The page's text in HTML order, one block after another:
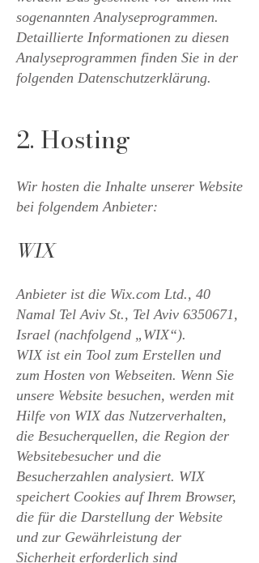
sogenannten Analyseprogrammen.
Detaillierte Informationen zu diesen
Analyseprogrammen finden Sie in der
folgenden Datenschutzerklärung.
2. Hosting
Wir hosten die Inhalte unserer Website
bei folgendem Anbieter:
WIX
Anbieter ist die Wix.com Ltd., 40
Namal Tel Aviv St., Tel Aviv 6350671,
Israel (nachfolgend „WIX“).
WIX ist ein Tool zum Erstellen und
zum Hosten von Webseiten. Wenn Sie
unsere Website besuchen, werden mit
Hilfe von WIX das Nutzerverhalten,
die Besucherquellen, die Region der
Websitebesucher und die
Besucherzahlen analysiert. WIX
speichert Cookies auf Ihrem Browser,
die für die Darstellung der Website
und zur Gewährleistung der
Sicherheit erforderlich sind